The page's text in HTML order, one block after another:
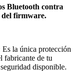
Bluetooth contra
del firmware.
Es la única protección
fabricante de tu
disponible.